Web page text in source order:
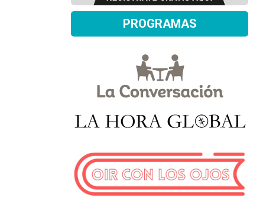
PROGRAMAS